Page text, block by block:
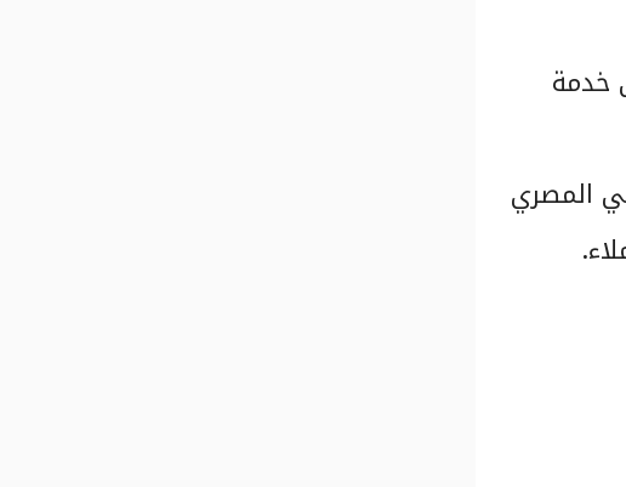
خدمة
المصري